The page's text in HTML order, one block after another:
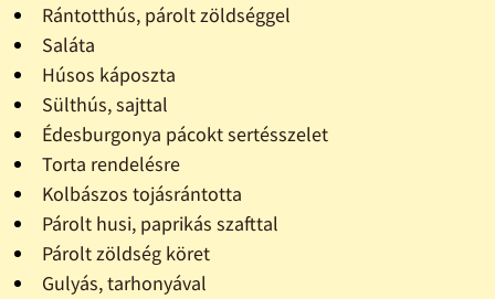
Rántotthús, párolt zöldséggel
Saláta
Húsos káposzta
Sülthús, sajttal
Édesburgonya pácokt sertésszelet
Torta rendelésre
Kolbászos tojásrántotta
Párolt husi, paprikás szafttal
Párolt zöldség köret
Gulyás, tarhonyával